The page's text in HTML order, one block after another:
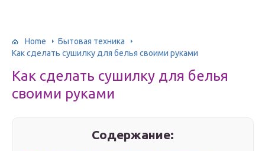
Home
Бытовая техника
Как сделать сушилку для белья своими руками
Как сделать сушилку для белья
своими руками
Содержание: